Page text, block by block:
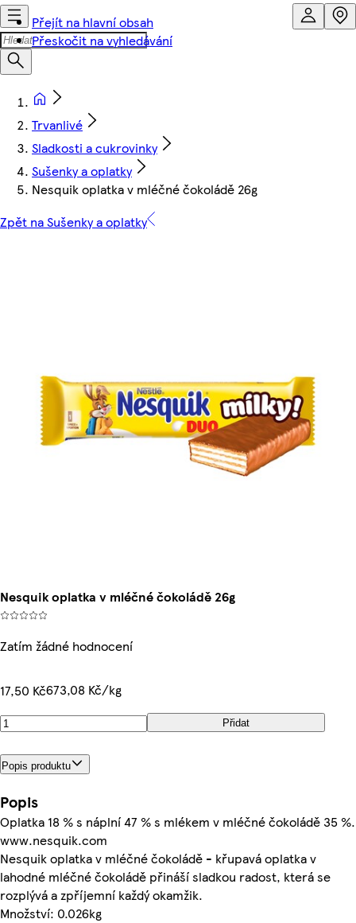
Přejít na hlavní obsah
Přeskočit na vyhledávání
Trvanlivé
Sladkosti a cukrovinky
Sušenky a oplatky
Nesquik oplatka v mléčné čokoládě 26g
Zpět na Sušenky a oplatky
Nesquik oplatka v mléčné čokoládě 26g
Zatím žádné hodnocení
17,50 Kč673,08 Kč/kg
Přidat
Popis produktu
Popis
Oplatka 18 % s náplní 47 % s mlékem v mléčné čokoládě 35 %.
www.nesquik.com
Nesquik oplatka v mléčné čokoládě - křupavá oplatka v
lahodné mléčné čokoládě přináší sladkou radost, která se
rozplývá a zpříjemní každý okamžik.
Množství: 0.026kg